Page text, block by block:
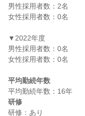
男性採用者数：2名
女性採用者数：0名
▼2022年度
男性採用者数：0名
女性採用者数：0名
平均勤続年数
研修
研修：あり